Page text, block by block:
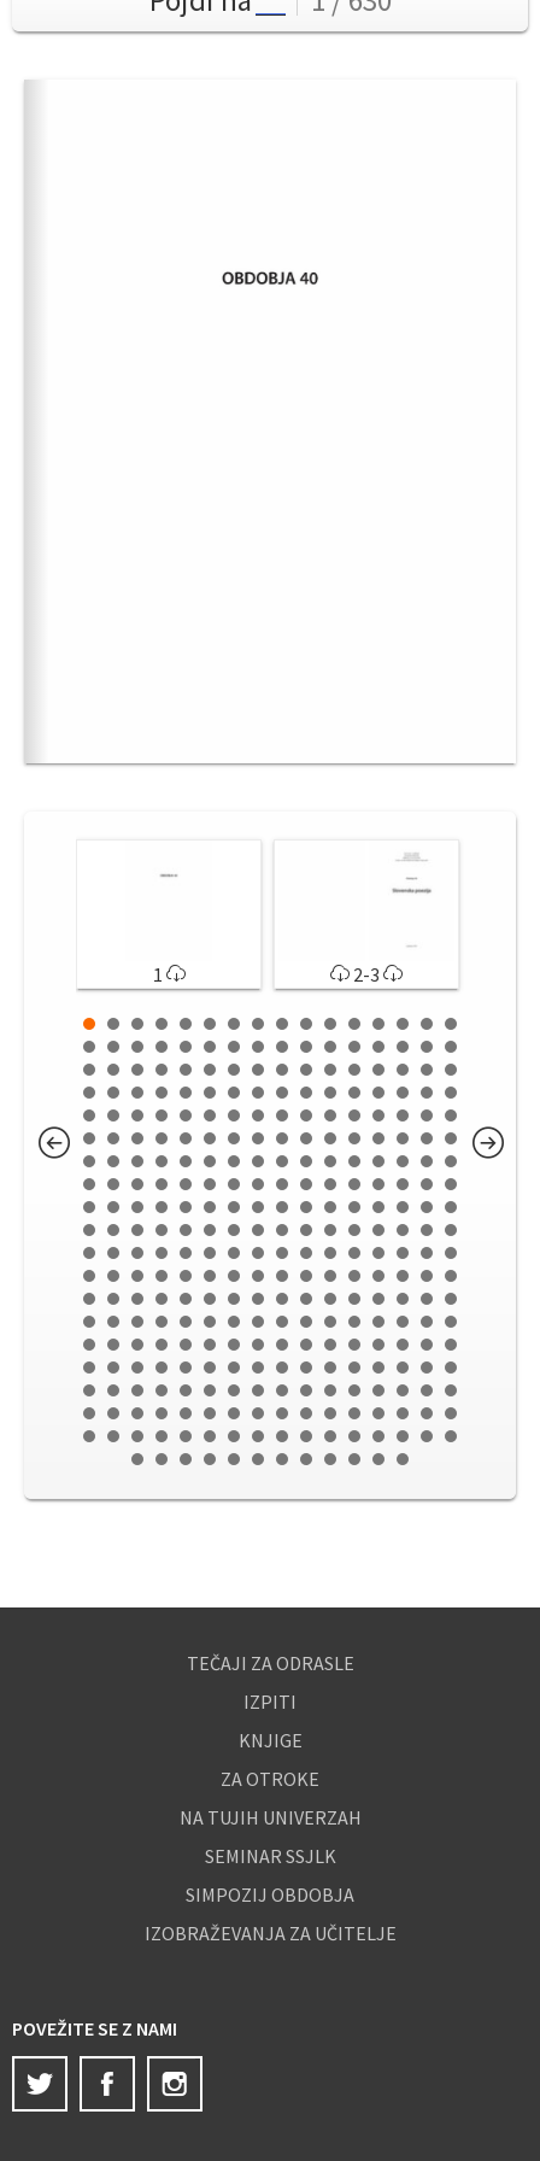
1 2-3
TEČAJI ZA ODRASLE
IZPITI
KNJIGE
ZA OTROKE
NA TUJIH UNIVERZAH
SEMINAR SSJLK
SIMPOZIJ OBDOBJA
IZOBRAŽEVANJA ZA UČITELJE
POVEŽITE SE Z NAMI
Twitter
Facebook